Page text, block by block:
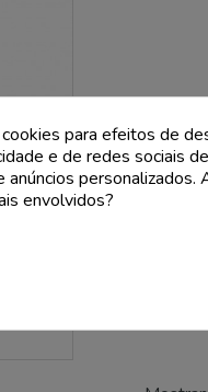
Cassino
para efeitos de
e de redes sociais
anúncios
envolvidos?